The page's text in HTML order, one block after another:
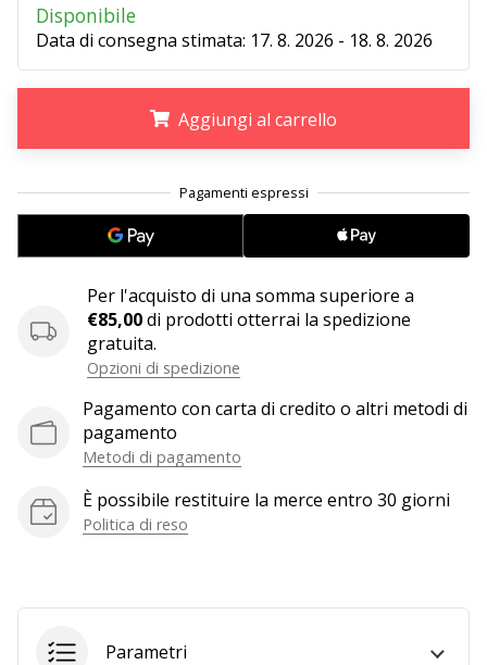
ambassador
WePlayHandball
Anche
un
noi
come
Mostra
tutti gli
articoli
Disponibile
Data di consegna stimata: 17. 8. 2026 - 18. 8. 2026
Aggiungi al carrello
Per l'acquisto di una somma superiore a
€85,00di prodotti otterrai la spedizione
gratuita.
Opzioni di spedizione
Pagamento con carta di credito o altri metodi di
pagamento
Metodi di pagamento
È possibile restituire la merce entro 30 giorni
Politica di reso
Parametri